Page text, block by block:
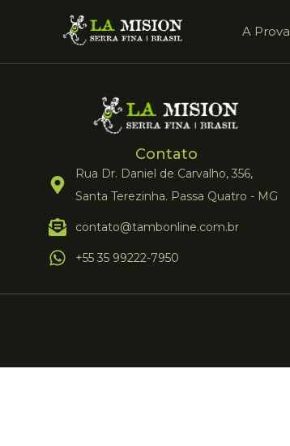
A Prova
Contato
Rua Dr. Daniel de Carvalho, 356,
Santa Terezinha. Passa Quatro - MG
contato@tambonline.com.br
+55 35 99222-7950